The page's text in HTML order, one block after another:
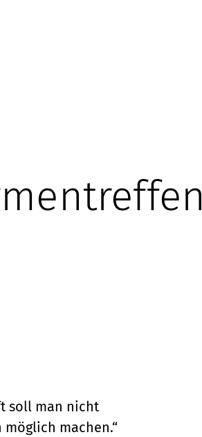
soll man nicht
machen.“